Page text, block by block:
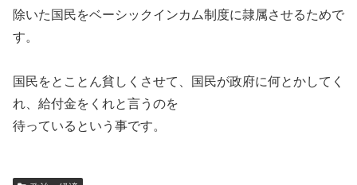
除いた国民をベーシックインカム制度に隷属させるためで
す。
国民をとことん貧しくさせて、国民が政府に何とかしてく
れ、給付金をくれと言うのを
待っているという事です。